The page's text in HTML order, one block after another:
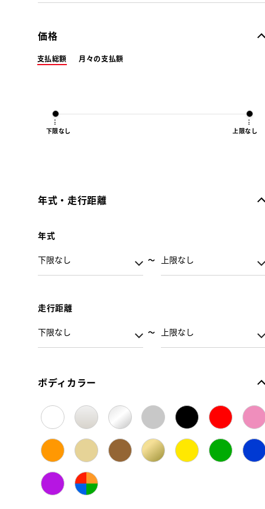
価格
支払総額 月々の支払額
下限なし 上限なし
年式・走行距離
年式
走行距離
ボディカラー